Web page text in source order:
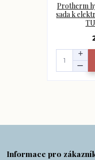
Protherm
sada k
Informace pro